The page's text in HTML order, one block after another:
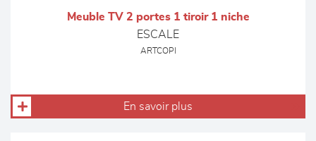
Meuble TV 2 portes 1 tiroir 1 niche
ESCALE
ARTCOPI
En savoir plus